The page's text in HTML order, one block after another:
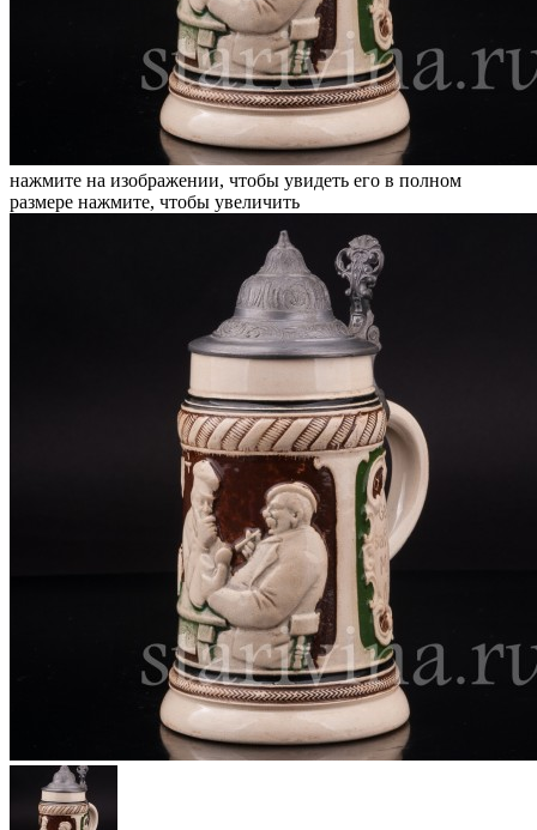
нажмите на изображении, чтобы увидеть его в полном
размере нажмите, чтобы увеличить